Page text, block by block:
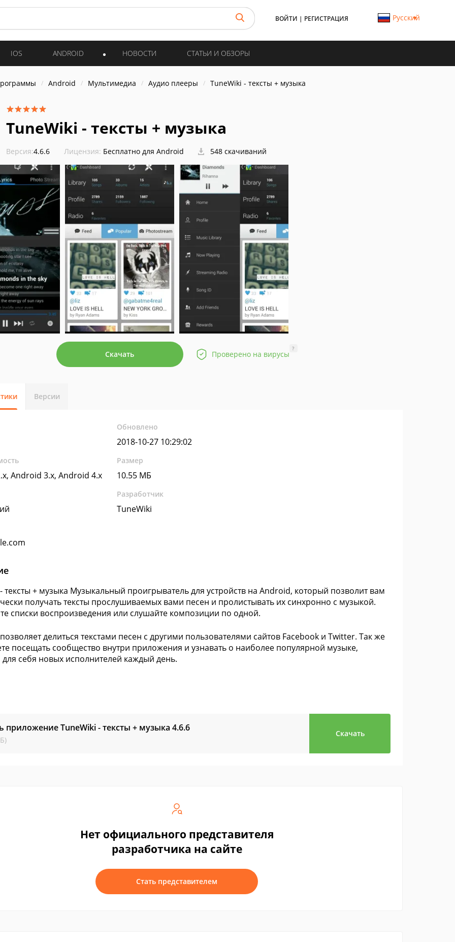
ВОЙТИ | РЕГИСТРАЦИЯ Русский
IOS ANDROID НОВОСТИ СТАТЬИ И ОБЗОРЫ
Android Мультимедиа Аудио плееры TuneWiki - тексты + музыка
TuneWiki - тексты + музыка
Версия:4.6.6 Лицензия: Бесплатно для Android 548 скачиваний
Скачать Проверено на вирусы
?
Версии
Обновлено
2018-10-27 10:29:02
Android 3.x, Android 4.x
Размер
10.55 МБ
Разработчик
TuneWiki
тексты + музыка Музыкальный проигрыватель для устройств на Android, который позволит вам
получать тексты прослушиваемых вами песен и пролистывать их синхронно с музыкой.
списки воспроизведения или слушайте композиции по одной.
делиться текстами песен с другими пользователями сайтов Facebook и Twitter. Так же
посещать сообщество внутри приложения и узнавать о наиболее популярной музыке,
для себя новых исполнителей каждый день.
приложение TuneWiki - тексты + музыка 4.6.6
Скачать
Нет официального представителя
разработчика на сайте
Стать представителем